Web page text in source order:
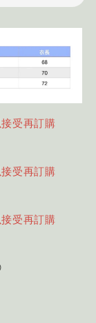
受再訂購
受再訂購
受再訂購